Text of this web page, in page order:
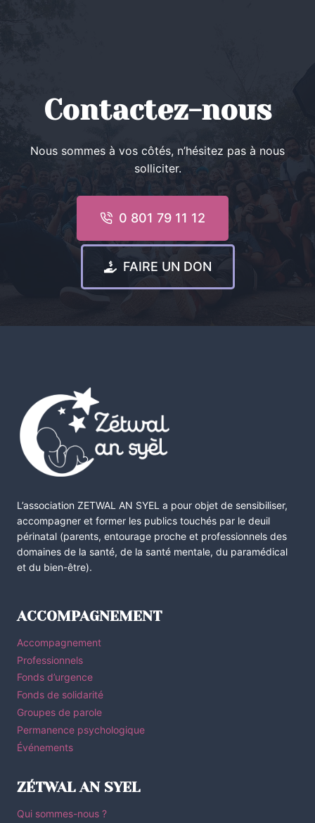
Contactez-nous
Nous sommes à vos côtés, n’hésitez pas à nous
solliciter.
0 801 79 11 12
FAIRE UN DON
L’association ZETWAL AN SYEL a pour objet de sensibiliser,
accompagner et former les publics touchés par le deuil
périnatal (parents, entourage proche et professionnels des
domaines de la santé, de la santé mentale, du paramédical
et du bien-être).
ACCOMPAGNEMENT
Accompagnement
Professionnels
Fonds d’urgence
Fonds de solidarité
Groupes de parole
Permanence psychologique
Événements
ZÉTWAL AN SYEL
Qui sommes-nous ?